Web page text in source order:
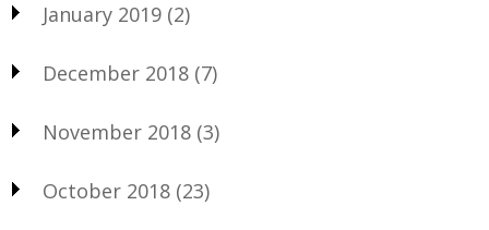
January 2019 (2)
December 2018 (7)
November 2018 (3)
October 2018 (23)